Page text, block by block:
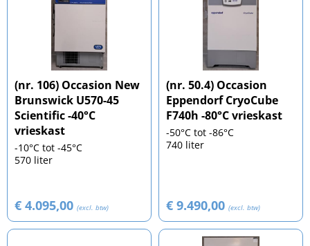
(nr. 106) Occasion New
Brunswick U570-45
Scientific -40°C
vrieskast
-10°C tot -45°C
570 liter
€ 4.095,00 (excl. btw)
(nr. 50.4) Occasion
Eppendorf CryoCube
F740h -80°C vrieskast
-50°C tot -86°C
740 liter
€ 9.490,00 (excl. btw)